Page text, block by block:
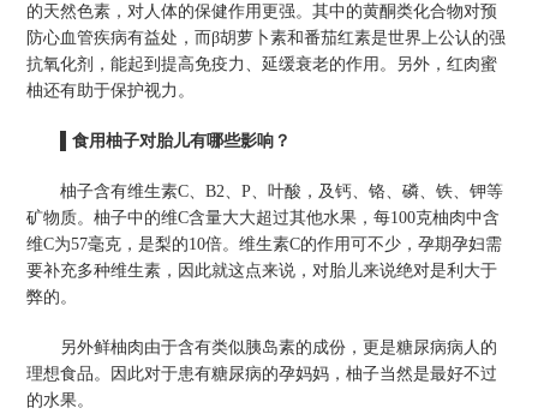
的天然色素，对人体的保健作用更强。其中的黄酮类化合物对预
防心血管疾病有益处，而β胡萝卜素和番茄红素是世界上公认的强
抗氧化剂，能起到提高免疫力、延缓衰老的作用。另外，红肉蜜
柚还有助于保护视力。
▌食用柚子对胎儿有哪些影响？
柚子含有维生素C、B2、P、叶酸，及钙、铬、磷、铁、钾等
矿物质。柚子中的维C含量大大超过其他水果，每100克柚肉中含
维C为57毫克，是梨的10倍。维生素C的作用可不少，孕期孕妇需
要补充多种维生素，因此就这点来说，对胎儿来说绝对是利大于
弊的。
另外鲜柚肉由于含有类似胰岛素的成份，更是糖尿病病人的
理想食品。因此对于患有糖尿病的孕妈妈，柚子当然是最好不过
的水果。